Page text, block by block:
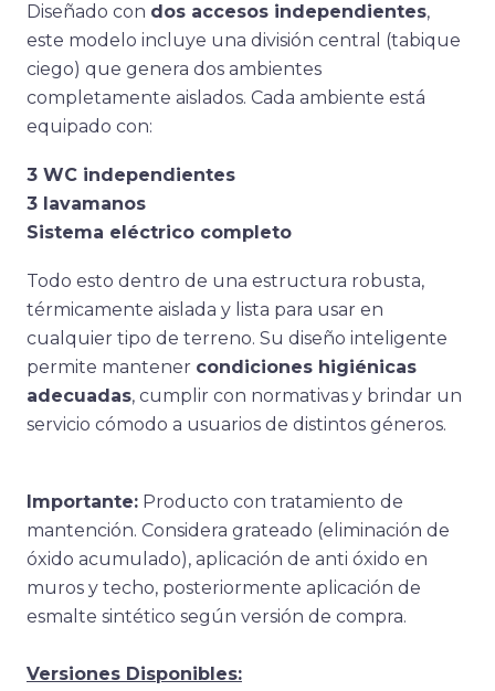
Diseñado con dos accesos independientes,
este modelo incluye una división central (tabique
ciego) que genera dos ambientes
completamente aislados. Cada ambiente está
equipado con:
3 WC independientes
3 lavamanos
Sistema eléctrico completo
Todo esto dentro de una estructura robusta,
térmicamente aislada y lista para usar en
cualquier tipo de terreno. Su diseño inteligente
permite mantener condiciones higiénicas
adecuadas, cumplir con normativas y brindar un
servicio cómodo a usuarios de distintos géneros.
Importante: Producto con tratamiento de
mantención. Considera grateado (eliminación de
óxido acumulado), aplicación de anti óxido en
muros y techo, posteriormente aplicación de
esmalte sintético según versión de compra.
Versiones Disponibles: